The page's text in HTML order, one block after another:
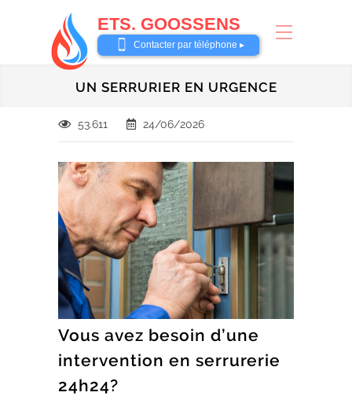
ETS. GOOSSENS
0485 58 62 32
Contacter par téléphone ▸
UN SERRURIER EN URGENCE
53.611 24/06/2026
Vous avez besoin d’une
intervention en serrurerie
24h24?